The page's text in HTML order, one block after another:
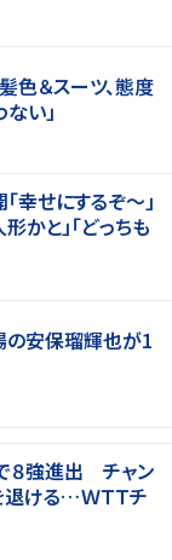
色＆スーツ、態度
い」
幸せにするぞ〜」
かと」「どっちも
の安保瑠輝也が1
８強進出 チャン
退ける…ＷＴＴチ